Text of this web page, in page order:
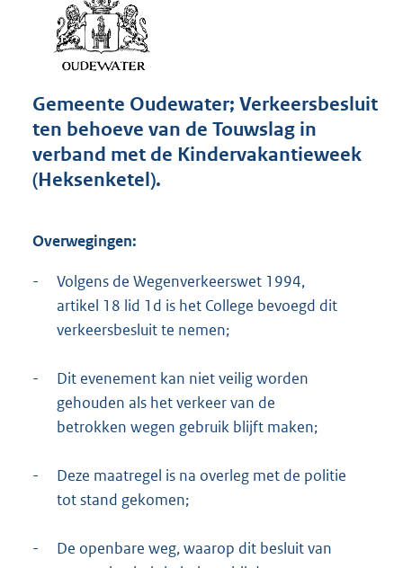
o
t
t
b
Gemeente Oudewater; Verkeersbesluit
ten behoeve van de Touwslag in
verband met de Kindervakantieweek
(Heksenketel).
Overwegingen:
-
Volgens de Wegenverkeerswet 1994,
artikel 18 lid 1d is het College bevoegd dit
verkeersbesluit te nemen;
-
Dit evenement kan niet veilig worden
gehouden als het verkeer van de
betrokken wegen gebruik blijft maken;
-
Deze maatregel is na overleg met de politie
tot stand gekomen;
-
De openbare weg, waarop dit besluit van